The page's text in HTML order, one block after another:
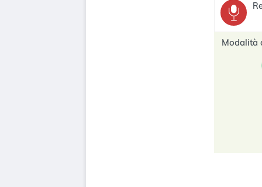
Modalità